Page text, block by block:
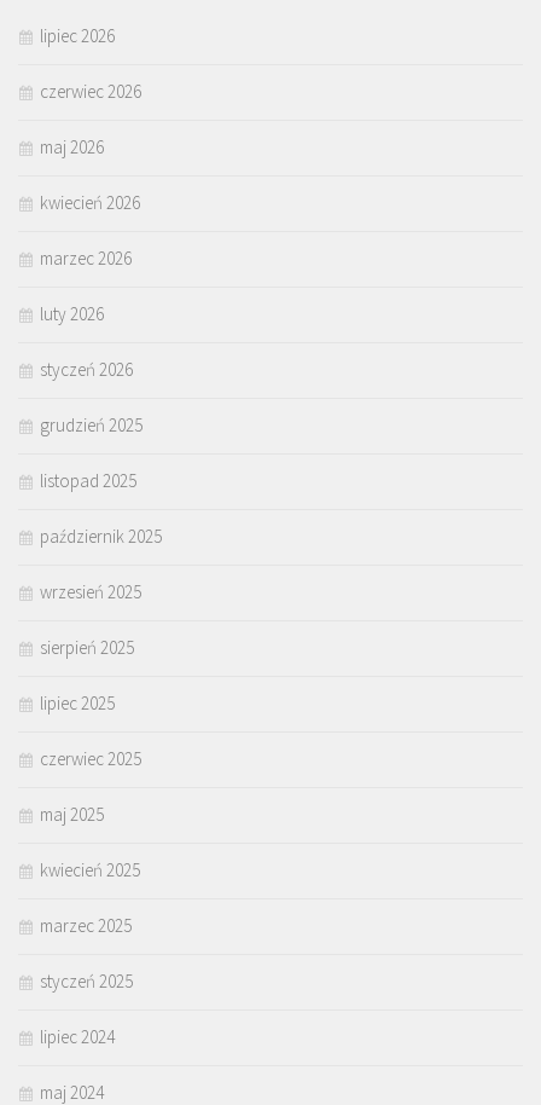
lipiec 2026
czerwiec 2026
maj 2026
kwiecień 2026
marzec 2026
luty 2026
styczeń 2026
grudzień 2025
listopad 2025
październik 2025
wrzesień 2025
sierpień 2025
lipiec 2025
czerwiec 2025
maj 2025
kwiecień 2025
marzec 2025
styczeń 2025
lipiec 2024
maj 2024